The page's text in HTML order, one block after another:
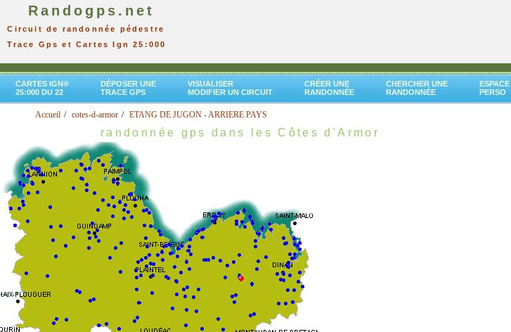
Randogps.net
Circuit de randonnée pédestre
Trace Gps et Cartes Ign 25:000
CARTES IGN®
25:000 DU 22
DÉPOSER UNE
TRACE GPS
VISUALISER
MODIFIER UN CIRCUIT
CRÉER UNE
RANDONNÉE
CHERCHER UNE
RANDONNÉE
ESPACE
PERSO
Accueil cotes-d-armor ETANG DE JUGON - ARRIERE PAYS
randonnée gps dans les Côtes d'Armor